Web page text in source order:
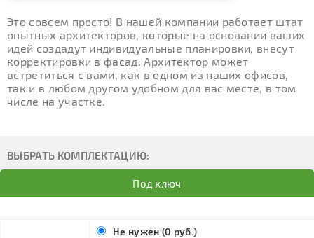
Это совсем просто! В нашей компании работает штат
опытных архитекторов, которые на основании ваших
идей создадут индивидуальные планировки, внесут
корректировки в фасад. Архитектор может
встретиться с вами, как в одном из наших офисов,
так и в любом другом удобном для вас месте, в том
числе на участке.
ВЫБРАТЬ КОМПЛЕКТАЦИЮ:
Под ключ
Не нужен (0 руб.)